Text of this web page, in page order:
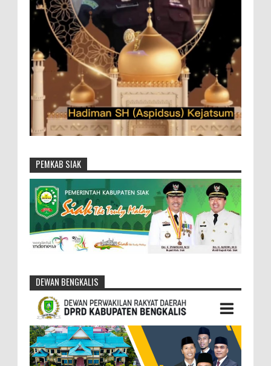
PEMKAB SIAK
DEWAN BENGKALIS